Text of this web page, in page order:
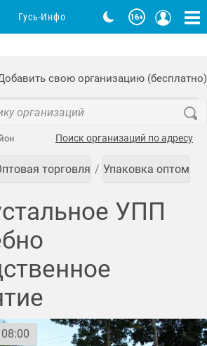
свою организацию (бесплатно)
Поиск организаций по адресу
торговля Упаковка оптом
УПП
Гусь-Инфо